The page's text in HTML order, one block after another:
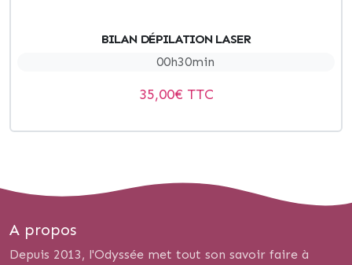
BILAN DÉPILATION LASER
00h30min
35,00€ TTC
A propos
Depuis 2013, l'Odyssée met tout son savoir faire à